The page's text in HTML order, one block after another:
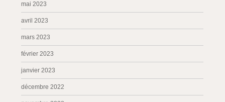
mai 2023
avril 2023
mars 2023
février 2023
janvier 2023
décembre 2022